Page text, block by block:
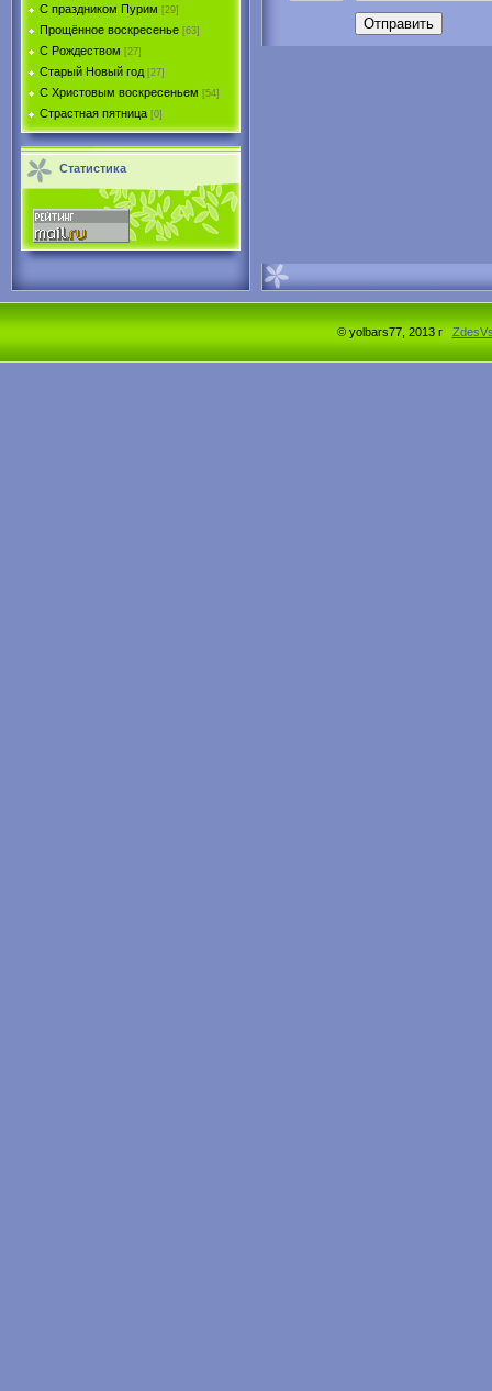
С праздником Пурим [29]
Прощённое воскресенье [63]
С Рождеством [27]
Старый Новый год [27]
С Христовым воскресеньем [54]
Страстная пятница [0]
Статистика
Отправить
© yolbars77, 2013 г